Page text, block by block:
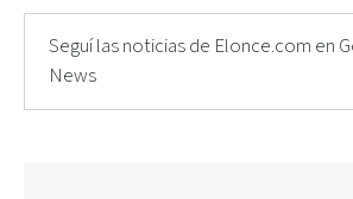
Seguí las noticias de Elonce.com en
News